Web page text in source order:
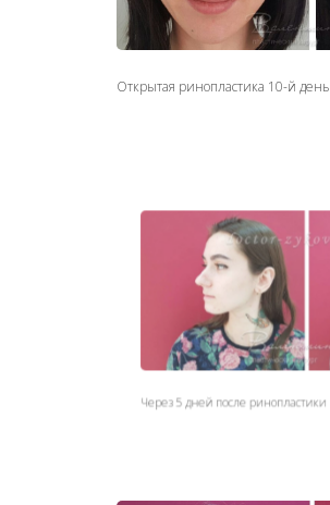
Открытая ринопластика 10-й день
Через 5 дней после ринопластики